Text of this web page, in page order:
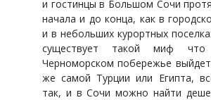
и гостинцы в Большом Сочи
начала и до конца, как в
и в небольших курортных
существует такой миф
Черноморском побережье
же самой Турции или Египта,
так, и в Сочи можно найти